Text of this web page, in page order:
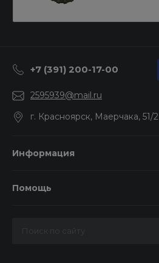
+7 (391) 200-17-00
2595939@mail.ru
г. Красноярск, Маерчака, 51/2
Информация
Помощь